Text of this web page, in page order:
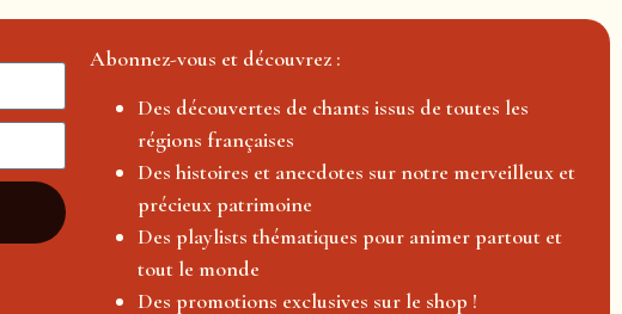
Abonnez-vous et découvrez :
Des découvertes de chants issus de toutes les
régions françaises
Des histoires et anecdotes sur notre merveilleux et
précieux patrimoine
Des playlists thématiques pour animer partout et
tout le monde
Des promotions exclusives sur le shop !